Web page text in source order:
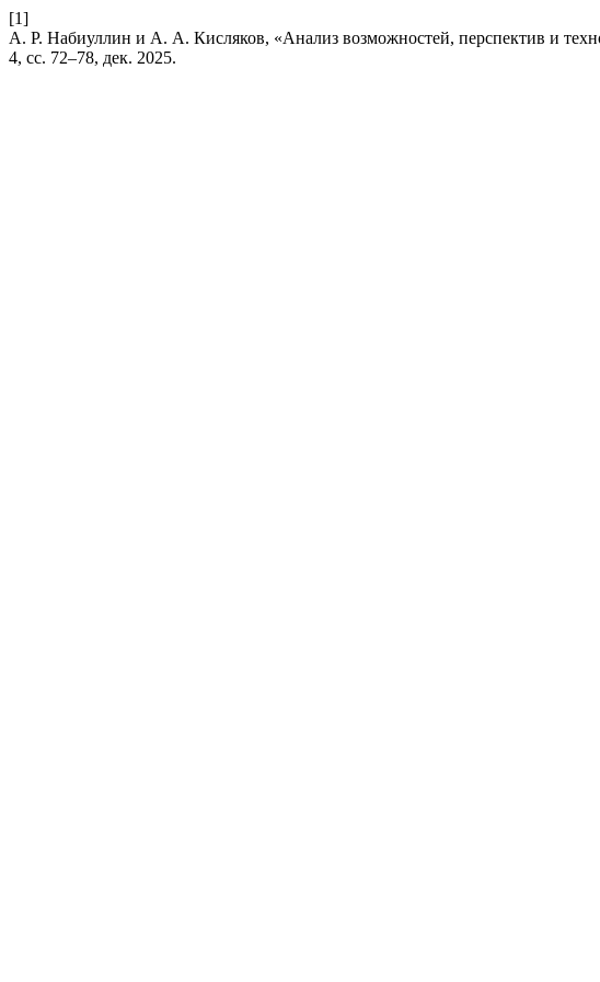
[1]
А. Р. Набиуллин и А. А. Кисляков, «Анализ возможностей, перспектив и
4, сс. 72–78, дек. 2025.